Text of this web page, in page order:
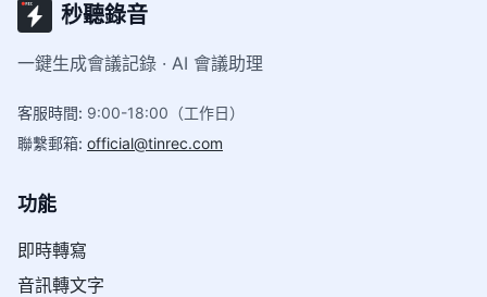
秒聽錄音
一鍵生成會議記錄 · AI 會議助理
客服時間: 9:00-18:00（工作日）
聯繫郵箱: official@tinrec.com
功能
即時轉寫
音訊轉文字